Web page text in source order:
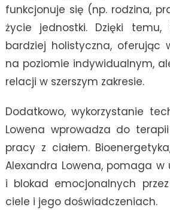
funkcjonuje się (np. rodzina,
życie jednostki. Dzięki
bardziej holistyczna, oferując
na poziomie indywidualnym,
relacji w szerszym zakresie.
Dodatkowo, wykorzystanie
Lowena wprowadza do
pracy z ciałem.
Alexandra Lowena, pomaga w
i blokad emocjonalnych
ciele i jego doświadczeniach.